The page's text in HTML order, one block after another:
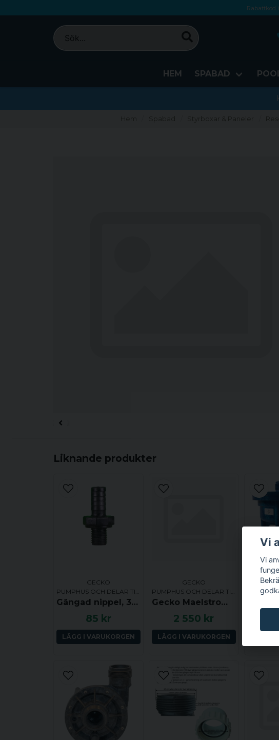
Rabattkod
Betala
HEM SPABAD
Hem Spabad Styrboxar & Paneler
Liknande produkter
GECKO
Gängad nippel, 3/8 tum, ca 12.3 mm YD över gängorna och slanganslutning ca 10 mm YD, passar till bland annat Waterway och Aqua-Flo
85 kr
LÄGG I VARUKORGEN
GECKO
Gecko Maelstrom MS-1 Pumphus, 2.0hk
2 550 kr
LÄGG I VARUKORGEN
2
Vi
Vi